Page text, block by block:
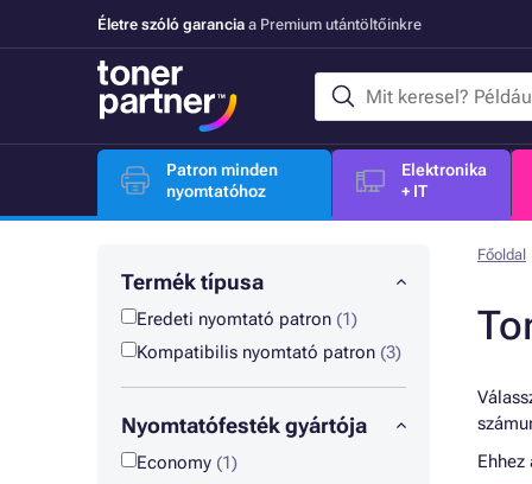
Életre szóló garancia a Premium utántöltőinkre
Patron minden
nyomtatóhoz
Elektronika
+ IT
Termék típusa
Eredeti nyomtató patron (1)
Kompatibilis nyomtató patron (3)
Nyomtatófesték gyártója
Economy (1)
Főoldal